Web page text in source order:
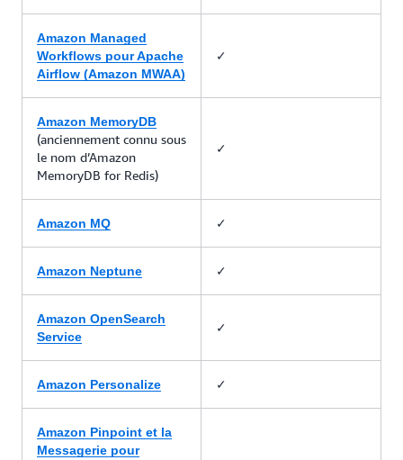
Amazon Managed
Workflows pour Apache
Airflow (Amazon MWAA)
✓
Amazon MemoryDB
(anciennement connu sous
le nom d’Amazon
MemoryDB for Redis)
✓
Amazon MQ ✓
Amazon Neptune ✓
Amazon OpenSearch
Service
✓
Amazon Personalize ✓
Amazon Pinpoint et la
Messagerie pour